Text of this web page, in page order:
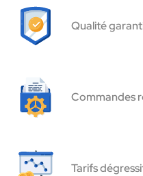
Qualité
Commandes
Tarifs